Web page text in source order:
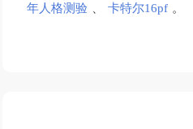
年人格测验
卡特尔16pf 。